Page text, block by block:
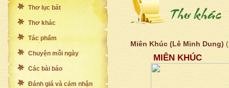
Thơ lục bát
Thơ khác
Tác phẩm
Chuyện mỗi ngày
Các bài báo
Đánh giá và cảm nhận
Miên Khúc (Lê Minh Dung)
MIÊN KHÚC